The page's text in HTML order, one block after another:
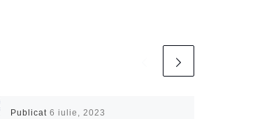
Publicat 6 iulie, 2023